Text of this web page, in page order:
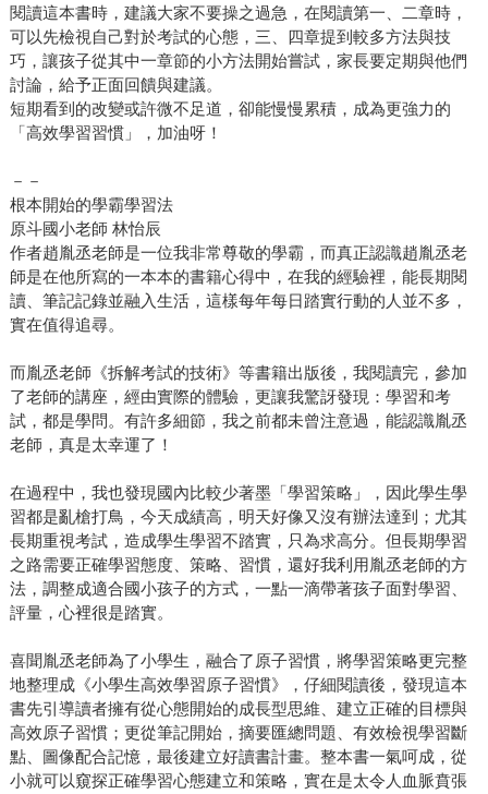
閱讀這本書時，建議大家不要操之過急，在閱讀第一、二章時，
可以先檢視自己對於考試的心態，三、四章提到較多方法與技
巧，讓孩子從其中一章節的小方法開始嘗試，家長要定期與他們
討論，給予正面回饋與建議。
短期看到的改變或許微不足道，卻能慢慢累積，成為更強力的
「高效學習習慣」，加油呀！
－－
根本開始的學霸學習法
原斗國小老師 林怡辰
作者趙胤丞老師是一位我非常尊敬的學霸，而真正認識趙胤丞老
師是在他所寫的一本本的書籍心得中，在我的經驗裡，能長期閱
讀、筆記記錄並融入生活，這樣每年每日踏實行動的人並不多，
實在值得追尋。
而胤丞老師《拆解考試的技術》等書籍出版後，我閱讀完，參加
了老師的講座，經由實際的體驗，更讓我驚訝發現：學習和考
試，都是學問。有許多細節，我之前都未曾注意過，能認識胤丞
老師，真是太幸運了！
在過程中，我也發現國內比較少著墨「學習策略」，因此學生學
習都是亂槍打鳥，今天成績高，明天好像又沒有辦法達到；尤其
長期重視考試，造成學生學習不踏實，只為求高分。但長期學習
之路需要正確學習態度、策略、習慣，還好我利用胤丞老師的方
法，調整成適合國小孩子的方式，一點一滴帶著孩子面對學習、
評量，心裡很是踏實。
喜聞胤丞老師為了小學生，融合了原子習慣，將學習策略更完整
地整理成《小學生高效學習原子習慣》，仔細閱讀後，發現這本
書先引導讀者擁有從心態開始的成長型思維、建立正確的目標與
高效原子習慣；更從筆記開始，摘要匯總問題、有效檢視學習斷
點、圖像配合記憶，最後建立好讀書計畫。整本書一氣呵成，從
小就可以窺探正確學習心態建立和策略，實在是太令人血脈賁張